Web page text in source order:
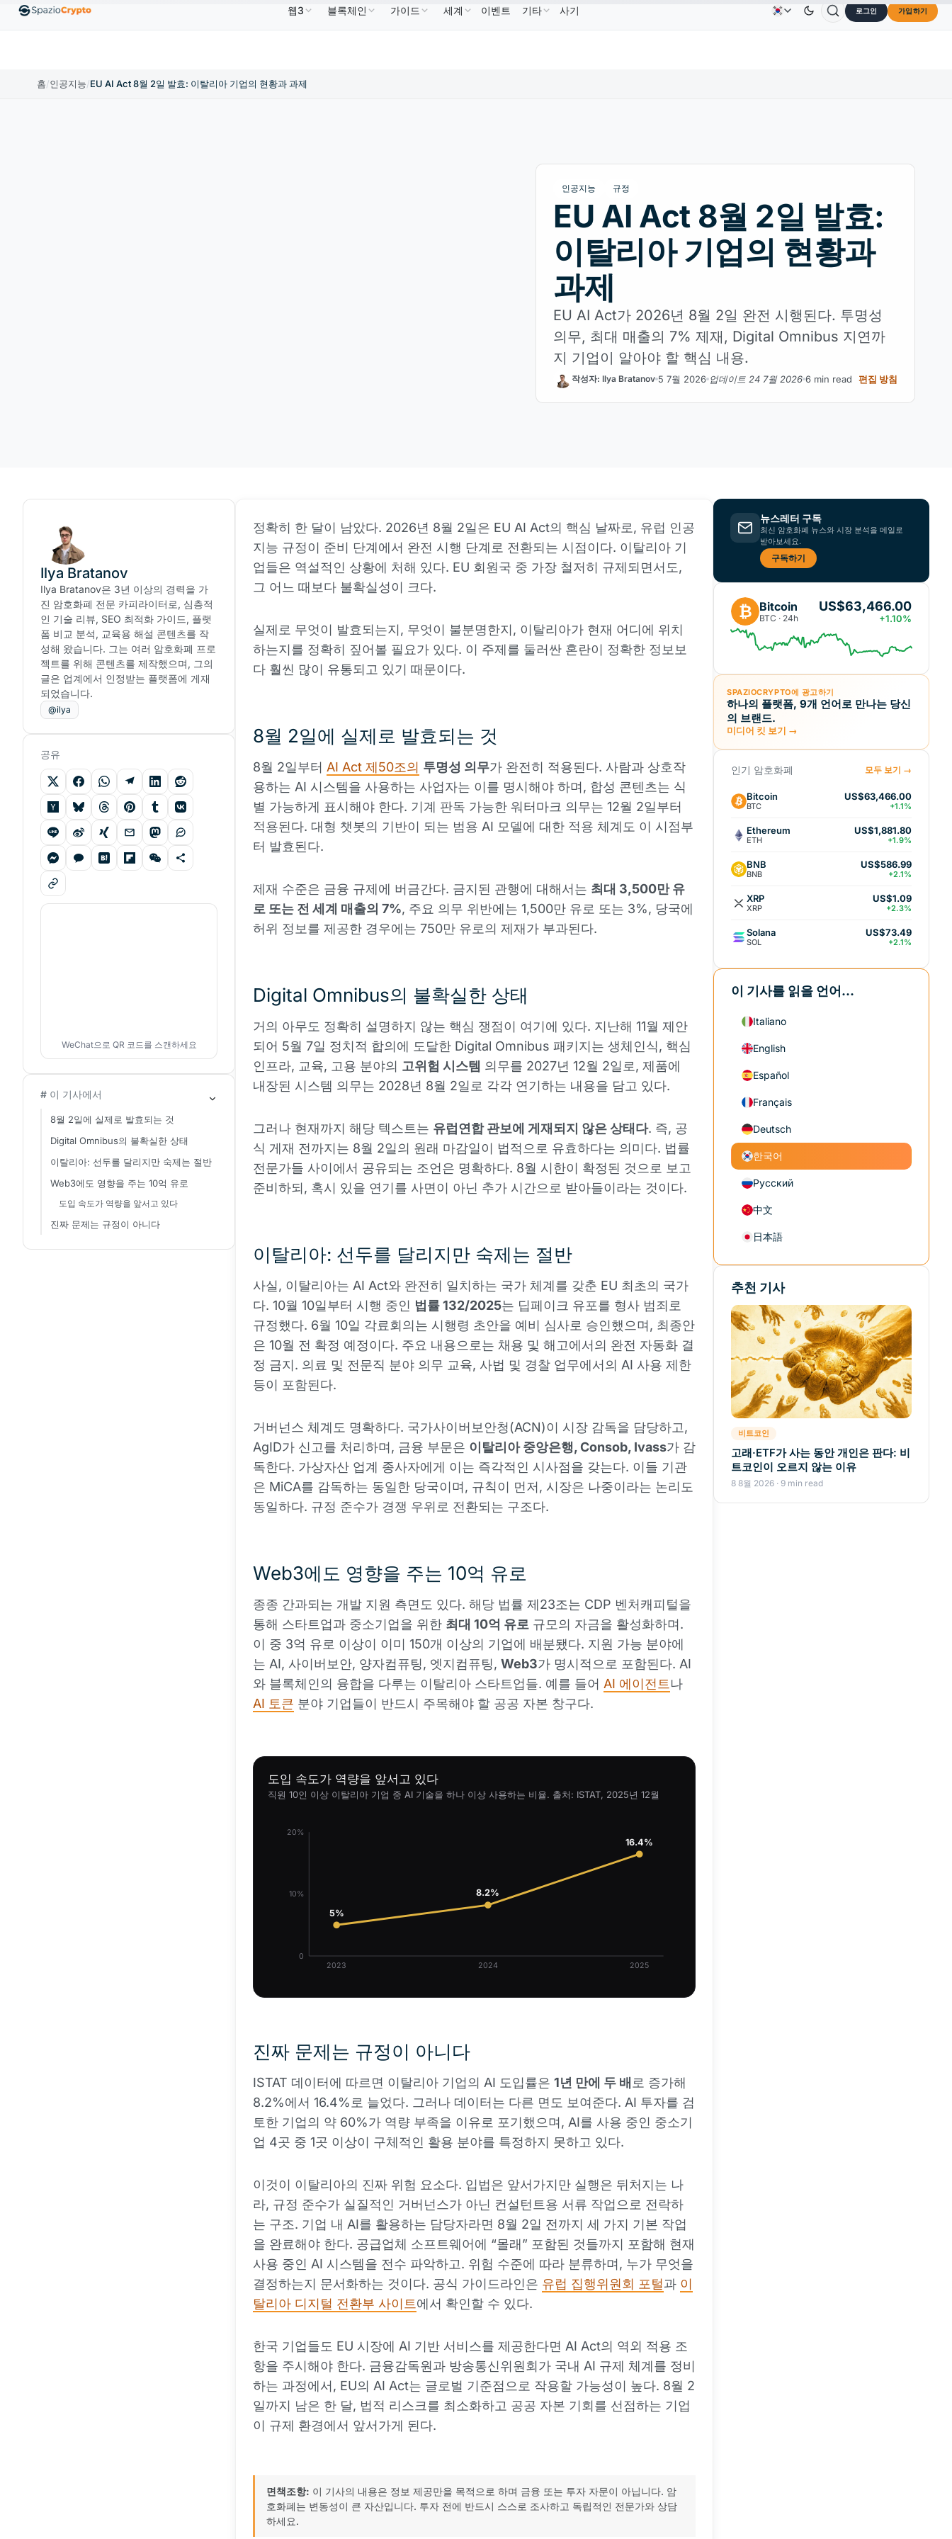
EthereumETHUS$1,880.58 ↑0.00% BNB BNBUS$586.64 ↑2.10% USDC USDCUS$0.9995↑0.00% XRPXRPUS$1.09 TRONTRX US$0.3264 ↓0.30% DogecoinDOGE
회사 소개
웹3 블록체인 가이드 세계 이벤트 기타 사기 로그인 가입하기
홈/인공지능/EU AI Act 8월 2일 발효: 이탈리아 기업의 현황과 과제
인공지능 규정
EU AI Act 8월 2일 발효:
이탈리아 기업의 현황과
과제
EU AI Act가 2026년 8월 2일 완전 시행된다. 투명성
의무, 최대 매출의 7% 제재, Digital Omnibus 지연까
지 기업이 알아야 할 핵심 내용.
작성자: Ilya Bratanov 5 7월 2026 업데이트 24 7월 2026 6 min read 편집 방침
정확히 한 달이 남았다. 2026년 8월 2일은 EU AI Act의 핵심 날짜로, 유럽 인공
지능 규정이 준비 단계에서 완전 시행 단계로 전환되는 시점이다. 이탈리아 기
업들은 역설적인 상황에 처해 있다. EU 회원국 중 가장 철저히 규제되면서도,
그 어느 때보다 불확실성이 크다.
실제로 무엇이 발효되는지, 무엇이 불분명한지, 이탈리아가 현재 어디에 위치
하는지를 정확히 짚어볼 필요가 있다. 이 주제를 둘러싼 혼란이 정확한 정보보
다 훨씬 많이 유통되고 있기 때문이다.
8월 2일에 실제로 발효되는 것
8월 2일부터 AI Act 제50조의 투명성 의무가 완전히 적용된다. 사람과 상호작
용하는 AI 시스템을 사용하는 사업자는 이를 명시해야 하며, 합성 콘텐츠는 식
별 가능하게 표시해야 한다. 기계 판독 가능한 워터마크 의무는 12월 2일부터
적용된다. 대형 챗봇의 기반이 되는 범용 AI 모델에 대한 적용 체계도 이 시점부
터 발효된다.
제재 수준은 금융 규제에 버금간다. 금지된 관행에 대해서는 최대 3,500만 유
로 또는 전 세계 매출의 7%, 주요 의무 위반에는 1,500만 유로 또는 3%, 당국에
허위 정보를 제공한 경우에는 750만 유로의 제재가 부과된다.
Digital Omnibus의 불확실한 상태
거의 아무도 정확히 설명하지 않는 핵심 쟁점이 여기에 있다. 지난해 11월 제안
되어 5월 7일 정치적 합의에 도달한 Digital Omnibus 패키지는 생체인식, 핵심
인프라, 교육, 고용 분야의 고위험 시스템 의무를 2027년 12월 2일로, 제품에
내장된 시스템 의무는 2028년 8월 2일로 각각 연기하는 내용을 담고 있다.
그러나 현재까지 해당 텍스트는 유럽연합 관보에 게재되지 않은 상태다. 즉, 공
식 게재 전까지는 8월 2일의 원래 마감일이 법적으로 유효하다는 의미다. 법률
전문가들 사이에서 공유되는 조언은 명확하다. 8월 시한이 확정된 것으로 보고
준비하되, 혹시 있을 연기를 사면이 아닌 추가 시간으로 받아들이라는 것이다.
이탈리아: 선두를 달리지만 숙제는 절반
사실, 이탈리아는 AI Act와 완전히 일치하는 국가 체계를 갖춘 EU 최초의 국가
다. 10월 10일부터 시행 중인 법률 132/2025는 딥페이크 유포를 형사 범죄로
규정했다. 6월 10일 각료회의는 시행령 초안을 예비 심사로 승인했으며, 최종안
은 10월 전 확정 예정이다. 주요 내용으로는 채용 및 해고에서의 완전 자동화 결
정 금지. 의료 및 전문직 분야 의무 교육, 사법 및 경찰 업무에서의 AI 사용 제한
등이 포함된다.
거버넌스 체계도 명확하다. 국가사이버보안청(ACN)이 시장 감독을 담당하고,
AgID가 신고를 처리하며, 금융 부문은 이탈리아 중앙은행, Consob, Ivass가 감
독한다. 가상자산 업계 종사자에게 이는 즉각적인 시사점을 갖는다. 이들 기관
은 MiCA를 감독하는 동일한 당국이며, 규칙이 먼저, 시장은 나중이라는 논리도
동일하다. 규정 준수가 경쟁 우위로 전환되는 구조다.
Web3에도 영향을 주는 10억 유로
종종 간과되는 개발 지원 측면도 있다. 해당 법률 제23조는 CDP 벤처캐피털을
통해 스타트업과 중소기업을 위한 최대 10억 유로 규모의 자금을 활성화하며.
이 중 3억 유로 이상이 이미 150개 이상의 기업에 배분됐다. 지원 가능 분야에
는 AI, 사이버보안, 양자컴퓨팅, 엣지컴퓨팅, Web3가 명시적으로 포함된다. AI
와 블록체인의 융합을 다루는 이탈리아 스타트업들. 예를 들어 AI 에이전트 나
AI 토큰 분야 기업들이 반드시 주목해야 할 공공 자본 창구다.
도입 속도가 역량을 앞서고 있다
직원 10인 이상 이탈리아 기업 중 AI 기술을 하나 이상 사용하는 비율. 출처: ISTAT, 2025년 12월
20%
10%
0
5%
8.2%
16.4%
2023 2024 2025
진짜 문제는 규정이 아니다
ISTAT 데이터에 따르면 이탈리아 기업의 AI 도입률은 1년 만에 두 배 로 증가해
8.2%에서 16.4%로 늘었다. 그러나 데이터는 다른 면도 보여준다. AI 투자를 검
토한 기업의 약 60%가 역량 부족을 이유로 포기했으며, AI를 사용 중인 중소기
업 4곳 중 1곳 이상이 구체적인 활용 분야를 특정하지 못하고 있다.
이것이 이탈리아의 진짜 위험 요소다. 입법은 앞서가지만 실행은 뒤처지는 나
라, 규정 준수가 실질적인 거버넌스가 아닌 컨설턴트용 서류 작업으로 전락하
는 구조. 기업 내 AI를 활용하는 담당자라면 8월 2일 전까지 세 가지 기본 작업
을 완료해야 한다. 공급업체 소프트웨어에 “몰래” 포함된 것들까지 포함해 현재
사용 중인 AI 시스템을 전수 파악하고. 위험 수준에 따라 분류하며, 누가 무엇을
결정하는지 문서화하는 것이다. 공식 가이드라인은 유럽 집행위원회 포털과 이
탈리아 디지털 전환부 사이트에서 확인할 수 있다.
한국 기업들도 EU 시장에 AI 기반 서비스를 제공한다면 AI Act의 역외 적용 조
항을 주시해야 한다. 금융감독원과 방송통신위원회가 국내 AI 규제 체계를 정비
하는 과정에서, EU의 AI Act는 글로벌 기준점으로 작용할 가능성이 높다. 8월 2
일까지 남은 한 달, 법적 리스크를 최소화하고 공공 자본 기회를 선점하는 기업
이 규제 환경에서 앞서가게 된다.
면책조항: 이 기사의 내용은 정보 제공만을 목적으로 하며 금융 또는 투자 자문이 아닙니다. 암
호화폐는 변동성이 큰 자산입니다. 투자 전에 반드시 스스로 조사하고 독립적인 전문가와 상담
하세요.
Ilya Bratanov
Ilya Bratanov은 3년 이상의 경력을 가
진 암호화폐 전문 카피라이터로, 심층적
인 기술 리뷰, SEO 최적화 가이드, 플랫
폼 비교 분석, 교육용 해설 콘텐츠를 작
성해 왔습니다. 그는 여러 암호화폐 프로
젝트를 위해 콘텐츠를 제작했으며, 그의
글은 업계에서 인정받는 플랫폼에 게재
되었습니다.
@ilya
공유
WeChat으로 QR 코드를 스캔하세요
# 이 기사에서
8월 2일에 실제로 발효되는 것
Digital Omnibus의 불확실한 상태
이탈리아: 선두를 달리지만 숙제는 절반
Web3에도 영향을 주는 10억 유로
도입 속도가 역량을 앞서고 있다
진짜 문제는 규정이 아니다
뉴스레터 구독
최신 암호화폐 뉴스와 시장 분석을 메일로
받아보세요.
구독하기
₿ Bitcoin
BTC · 24h
US$63,466.00
+1.10%
SPAZIOCRYPTO에 광고하기
하나의 플랫폼, 9개 언어로 만나는 당신
의 브랜드.
미디어 킷 보기 →
인기 암호화폐 모두 보기 →
Bitcoin
BTC
US$63,466.00
+1.1%
Ethereum
ETH
US$1,881.80
+1.9%
BNB
BNB
US$586.99
+2.1%
XRP
XRP
US$1.09
+2.3%
Solana
SOL
US$73.49
+2.1%
이 기사를 읽을 언어...
Italiano
English
Español
Français
Deutsch
한국어
Русский
中文
日本語
추천 기사
비트코인
고래·ETF가 사는 동안 개인은 판다: 비
트코인이 오르지 않는 이유
8 8월 2026 · 9 min read